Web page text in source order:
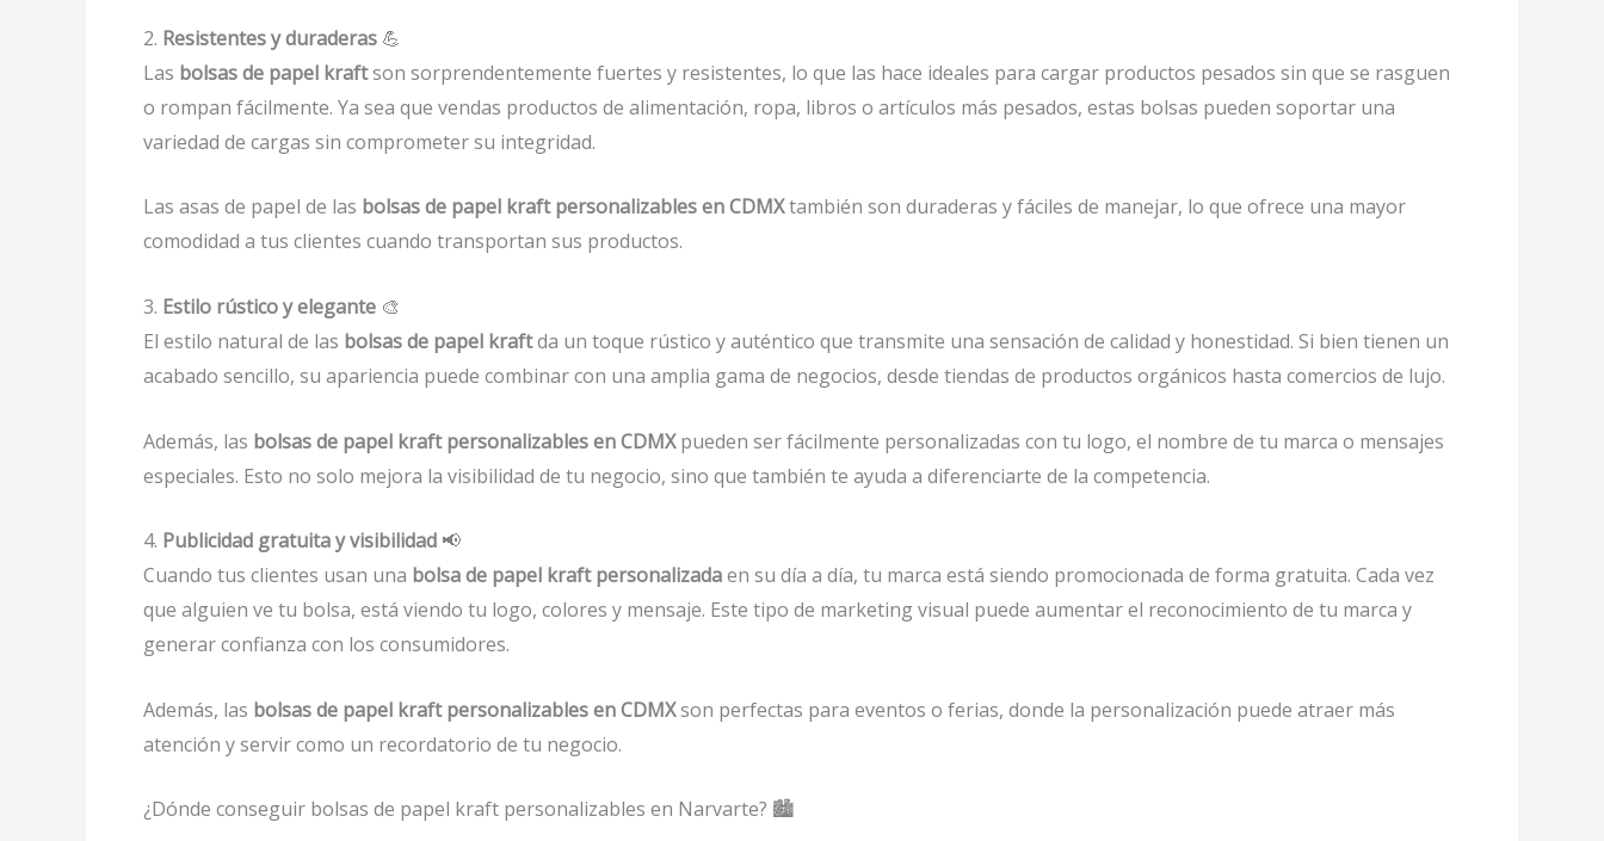
2. Resistentes y duraderas 💪
Las bolsas de papel kraftson sorprendentemente fuertes y resistentes, lo que las hace ideales para cargar productos pesados sin que se rasguen
o rompan fácilmente. Ya sea que vendas productos de alimentación, ropa, libros o artículos más pesados, estas bolsas pueden soportar una
variedad de cargas sin comprometer su integridad.
Las asas de papel de las bolsas de papel kraft personalizables en CDMXtambién son duraderas y fáciles de manejar, lo que ofrece una mayor
comodidad a tus clientes cuando transportan sus productos.
3. Estilo rústico y elegante 🎨
El estilo natural de las bolsas de papel kraftda un toque rústico y auténtico que transmite una sensación de calidad y honestidad. Si bien tienen un
acabado sencillo, su apariencia puede combinar con una amplia gama de negocios, desde tiendas de productos orgánicos hasta comercios de lujo.
Además, las bolsas de papel kraft personalizables en CDMXpueden ser fácilmente personalizadas con tu logo, el nombre de tu marca o mensajes
especiales. Esto no solo mejora la visibilidad de tu negocio, sino que también te ayuda a diferenciarte de la competencia.
4. Publicidad gratuita y visibilidad 📢
Cuando tus clientes usan una bolsa de papel kraft personalizadaen su día a día, tu marca está siendo promocionada de forma gratuita. Cada vez
que alguien ve tu bolsa, está viendo tu logo, colores y mensaje. Este tipo de marketing visual puede aumentar el reconocimiento de tu marca y
generar confianza con los consumidores.
Además, las bolsas de papel kraft personalizables en CDMXson perfectas para eventos o ferias, donde la personalización puede atraer más
atención y servir como un recordatorio de tu negocio.
¿Dónde conseguir bolsas de papel kraft personalizables en Narvarte? 🏙️